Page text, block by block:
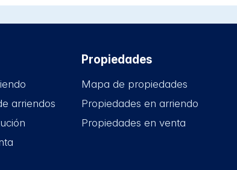
arriendos
Propiedades
Mapa de propiedades
Propiedades en arriendo
Propiedades en venta